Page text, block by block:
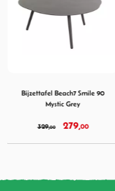
Tuintafel Beach7 Boris 50cm
Rond Mistic Grey
219, 00 169,